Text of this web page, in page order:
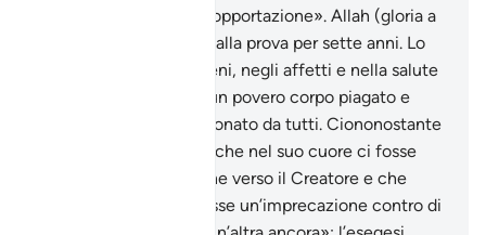
«pazienza, costanza, sopportazione». Allah (gloria a
Lui l’Altissimo) lo mise alla prova per sette anni. Lo
colpì duramente nei beni, negli affetti e nella salute
fisica, riducendolo ad un povero corpo piagato e
sanguinolento, abbandonato da tutti. Ciononostante
Giobbe non lasciò mai che nel suo cuore ci fosse
spazio per l’ingratitudine verso il Creatore e che
dalle sue labbra sfuggisse un’imprecazione contro di